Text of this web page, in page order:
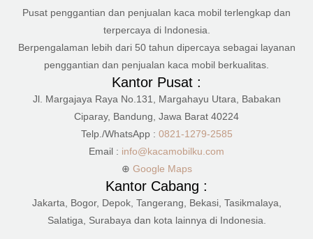
Pusat penggantian dan penjualan kaca mobil terlengkap dan
terpercaya di Indonesia.
Berpengalaman lebih dari 50 tahun dipercaya sebagai layanan
penggantian dan penjualan kaca mobil berkualitas.
Kantor Pusat :
Jl. Margajaya Raya No.131, Margahayu Utara, Babakan
Ciparay, Bandung, Jawa Barat 40224
Telp./WhatsApp : 0821-1279-2585
Email : info@kacamobilku.com
⊕ Google Maps
Kantor Cabang :
Jakarta, Bogor, Depok, Tangerang, Bekasi, Tasikmalaya,
Salatiga, Surabaya dan kota lainnya di Indonesia.